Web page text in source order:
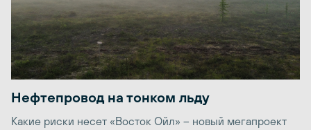
Нефтепровод на тонком льду
Какие риски несет «Восток Ойл» – новый мегапроект